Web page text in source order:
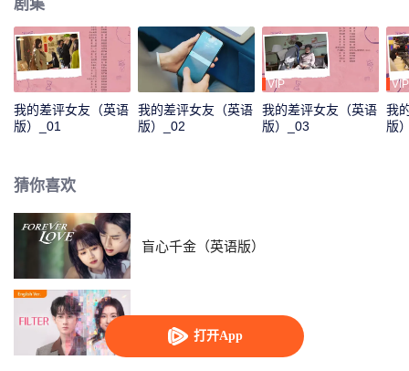
打开App
知不觉相互靠近……
剧集
我的差评女友（英语
版）_01
我的差评女友（英语
版）_02
VIP
我的差评女友（英语
版）_03
VIP
我
版
猜你喜欢
盲心千金（英语版）